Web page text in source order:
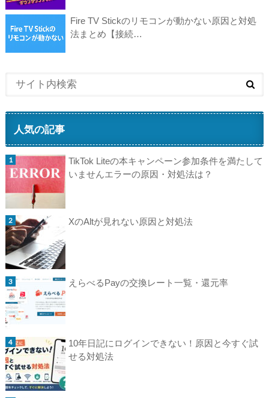
Fire TV Stickのリモコンが動かない原因と対処
法まとめ【接続…
人気の記事
TikTok Liteの本キャンペーン参加条件を満たして
いませんエラーの原因・対処法は？
XのAltが見れない原因と対処法
えらべるPayの交換レート一覧・還元率
10年日記にログインできない！原因と今すぐ試
せる対処法